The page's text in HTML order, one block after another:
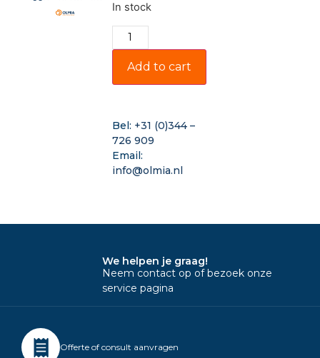
In stock
Add to cart
Bel: +31 (0)344 –
726 909
Email:
info@olmia.nl
We helpen je graag!
Neem contact op of bezoek onze
service pagina
Offerte of consult aanvragen